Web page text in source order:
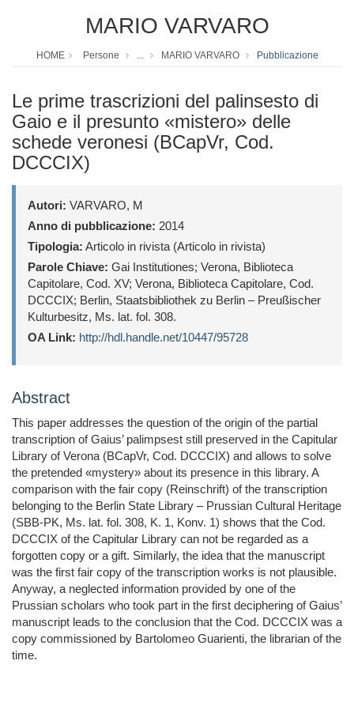
MARIO VARVARO
HOME Persone ... MARIO VARVARO Pubblicazione
Le prime trascrizioni del palinsesto di
Gaio e il presunto «mistero» delle
schede veronesi (BCapVr, Cod.
DCCCIX)
Autori: VARVARO, M
Anno di pubblicazione: 2014
Tipologia: Articolo in rivista (Articolo in rivista)
Parole Chiave: Gai Institutiones; Verona, Biblioteca
Capitolare, Cod. XV; Verona, Biblioteca Capitolare, Cod.
DCCCIX; Berlin, Staatsbibliothek zu Berlin – Preußischer
Kulturbesitz, Ms. lat. fol. 308.
OA Link: http://hdl.handle.net/10447/95728
Abstract
This paper addresses the question of the origin of the partial
transcription of Gaius’ palimpsest still preserved in the Capitular
Library of Verona (BCapVr, Cod. DCCCIX) and allows to solve
the pretended «mystery» about its presence in this library. A
comparison with the fair copy (Reinschrift) of the transcription
belonging to the Berlin State Library – Prussian Cultural Heritage
(SBB-PK, Ms. lat. fol. 308, K. 1, Konv. 1) shows that the Cod.
DCCCIX of the Capitular Library can not be regarded as a
forgotten copy or a gift. Similarly, the idea that the manuscript
was the first fair copy of the transcription works is not plausible.
Anyway, a neglected information provided by one of the
Prussian scholars who took part in the first deciphering of Gaius’
manuscript leads to the conclusion that the Cod. DCCCIX was a
copy commissioned by Bartolomeo Guarienti, the librarian of the
time.